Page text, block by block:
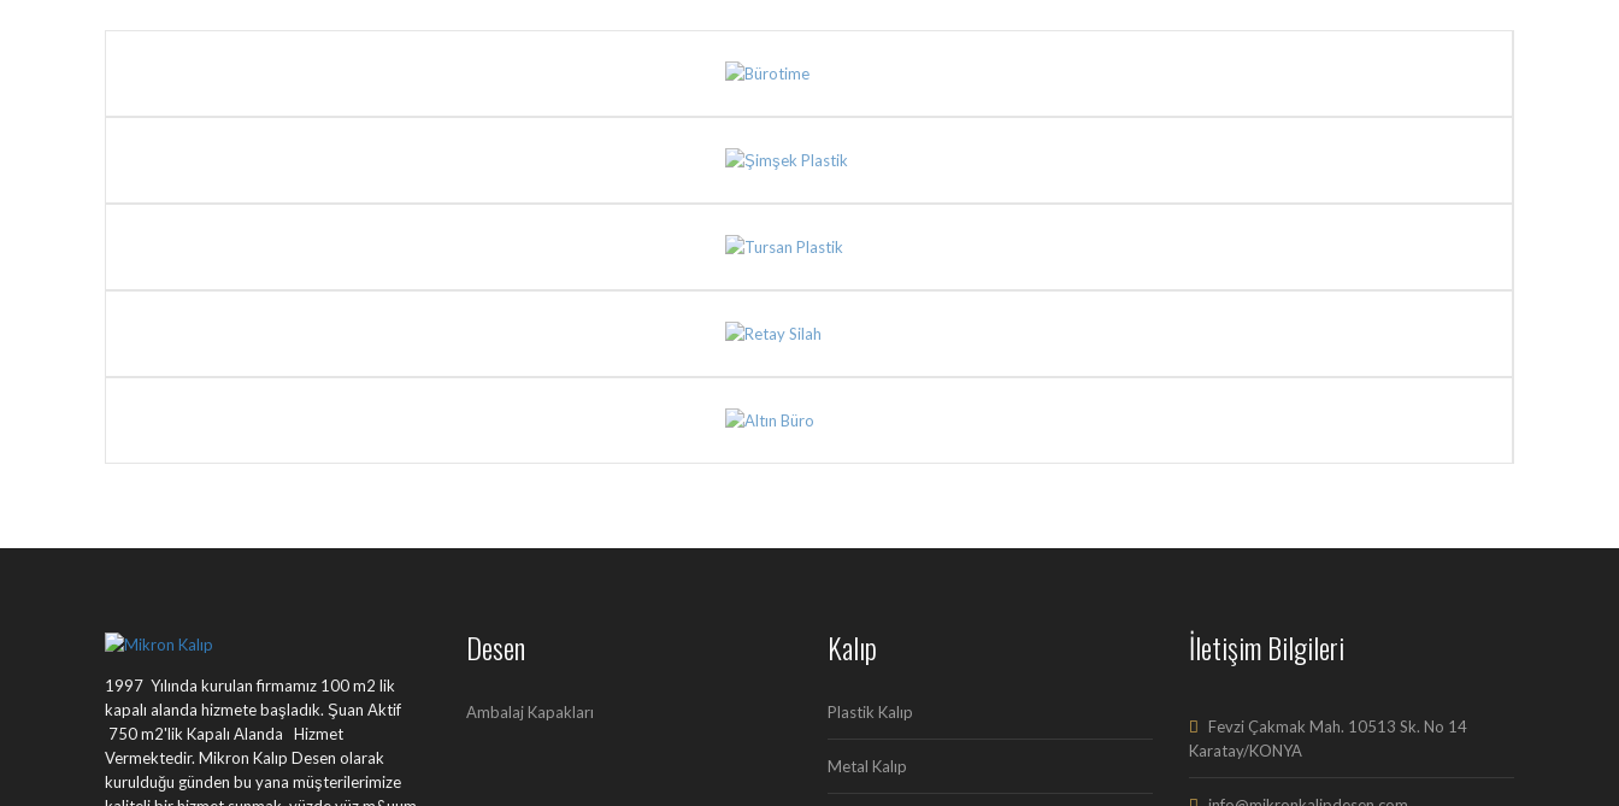
1997 Yılında kurulan firmamız 100 m2 lik
kapalı alanda hizmete başladık. Şuan Aktif
750 m2'lik Kapalı Alanda Hizmet
Vermektedir. Mikron Kalıp Desen olarak
kurulduğu günden bu yana müşterilerimize
Desen
Ambalaj Kapakları
Kalıp
Plastik Kalıp
Metal Kalıp
İletişim Bilgileri
Fevzi Çakmak Mah. 10513 Sk. No 14
Karatay/KONYA